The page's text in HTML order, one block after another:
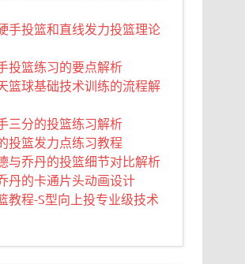
手投篮和直线发力投篮理论
投篮练习的要点解析
篮球基础技术训练的流程解
三分的投篮练习解析
投篮发力点练习教程
与乔丹的投篮细节对比解析
丹的卡通片头动画设计
教程-S型向上投专业级技术